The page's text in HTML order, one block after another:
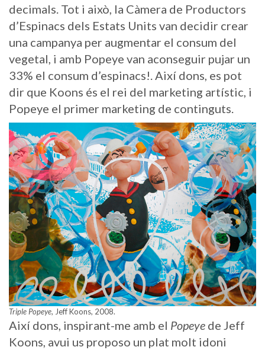
decimals. Tot i això, la Càmera de Productors
d’Espinacs dels Estats Units van decidir crear
una campanya per augmentar el consum del
vegetal, i amb Popeye van aconseguir pujar un
33% el consum d’espinacs!. Així dons, es pot
dir que Koons és el rei del marketing artístic, i
Popeye el primer marketing de continguts.
Triple Popeye, Jeff Koons, 2008.
Així dons, inspirant-me amb el Popeye de Jeff
Koons, avui us proposo un plat molt idoni